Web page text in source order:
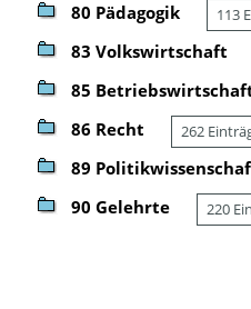
80 Pädagogik 113
83 Volkswirtschaft
85
86 Recht 262
89
90 Gelehrte 220